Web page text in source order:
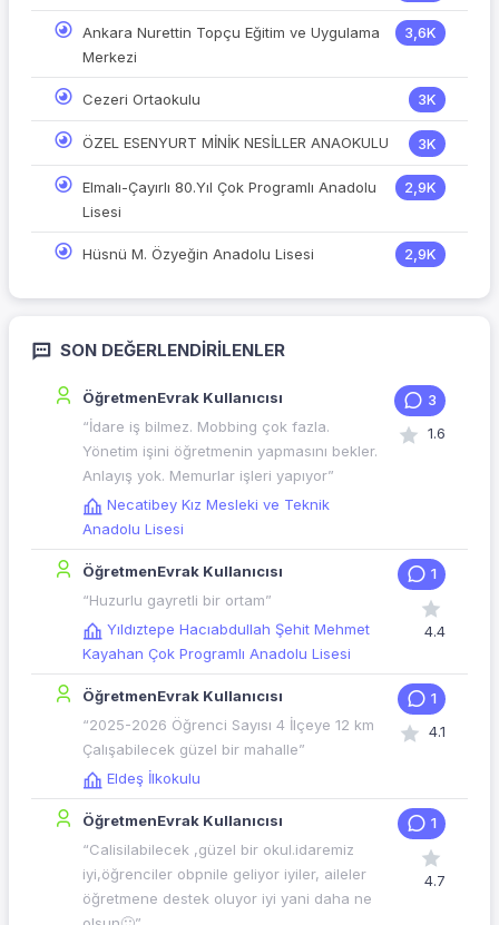
Ankara Nurettin Topçu Eğitim ve Uygulama
Merkezi
3,6K
Cezeri Ortaokulu 3K
ÖZEL ESENYURT MİNİK NESİLLER ANAOKULU 3K
Elmalı-Çayırlı 80.Yıl Çok Programlı Anadolu
Lisesi
2,9K
Hüsnü M. Özyeğin Anadolu Lisesi 2,9K
SON DEĞERLENDIRILENLER
ÖğretmenEvrak Kullanıcısı
“İdare iş bilmez. Mobbing çok fazla.
Yönetim işini öğretmenin yapmasını bekler.
Anlayış yok. Memurlar işleri yapıyor”
Necatibey Kız Mesleki ve Teknik
Anadolu Lisesi
3
1.6
ÖğretmenEvrak Kullanıcısı
“Huzurlu gayretli bir ortam”
Yıldıztepe Hacıabdullah Şehit Mehmet
Kayahan Çok Programlı Anadolu Lisesi
1
4.4
ÖğretmenEvrak Kullanıcısı
“2025-2026 Öğrenci Sayısı 4 İlçeye 12 km
Çalışabilecek güzel bir mahalle”
Eldeş İlkokulu
1
4.1
ÖğretmenEvrak Kullanıcısı
“Calisilabilecek ,güzel bir okul.idaremiz
iyi,öğrenciler obpnile geliyor iyiler, aileler
öğretmene destek oluyor iyi yani daha ne
1
4.7